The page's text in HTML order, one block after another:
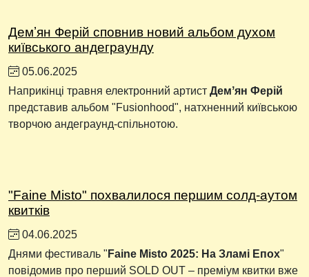
Демʼян Ферій сповнив новий альбом духом
київського андеграунду
05.06.2025
Наприкінці травня електронний артист Демʼян Ферій
представив альбом "Fusionhood", натхненний київською
творчою андеграунд-спільнотою.
"Faine Misto" похвалилося першим солд-аутом
квитків
04.06.2025
Днями фестиваль " Faine Misto 2025: На Зламі Епох"
повідомив про перший SOLD OUT – преміум квитки вже